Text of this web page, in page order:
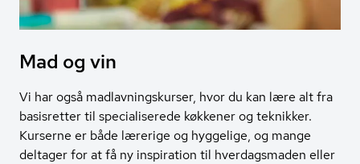
Mad og vin
Vi har også madlavningskurser, hvor du kan lære alt fra
basisretter til specialiserede køkkener og teknikker.
Kurserne er både lærerige og hyggelige, og mange
deltager for at få ny inspiration til hverdagsmaden eller